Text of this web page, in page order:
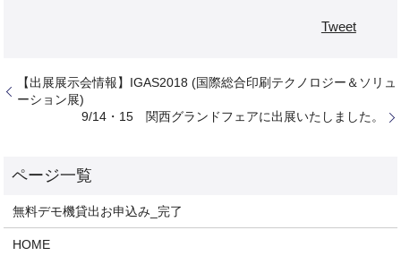
Tweet
【出展展示会情報】IGAS2018 (国際総合印刷テクノロジー＆ソリュ
ーション展)
9/14・15 関西グランドフェアに出展いたしました。
無料デモ機貸出お申込み_完了
HOME